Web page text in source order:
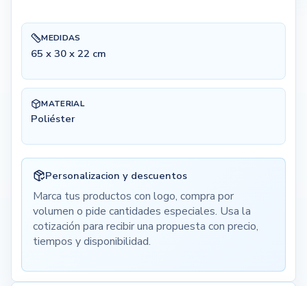
MEDIDAS
65 x 30 x 22 cm
MATERIAL
Poliéster
Personalizacion y descuentos
Marca tus productos con logo, compra por
volumen o pide cantidades especiales. Usa la
cotización para recibir una propuesta con precio,
tiempos y disponibilidad.